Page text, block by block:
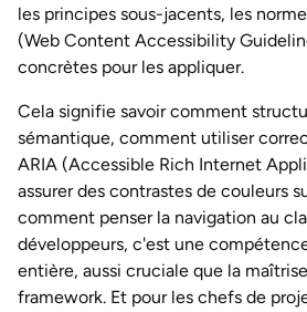
les principes sous-jacents, les
(Web Content Accessibility
concrètes pour les appliquer.
Cela signifie savoir comment
sémantique, comment utiliser
ARIA (Accessible Rich Internet
assurer des contrastes de couleurs
comment penser la navigation au
développeurs, c'est une
entière, aussi cruciale que la
framework. Et pour les chefs de